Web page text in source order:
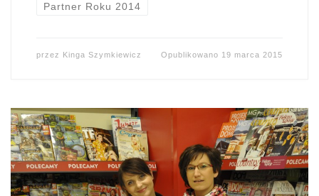
Partner Roku 2014
przez Kinga Szymkiewicz Opublikowano 19 marca 2015